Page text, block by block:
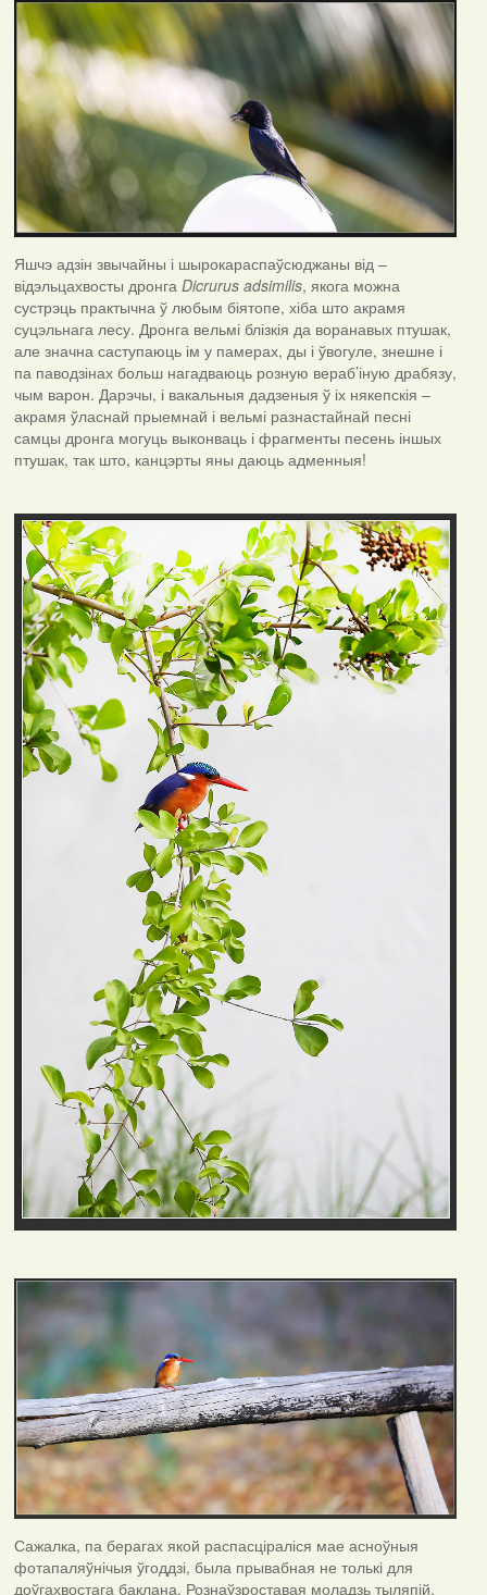
Яшчэ адзін звычайны і шырокараспаўсюджаны від –
відэльцахвосты дронга Dicrurus adsimilis, якога можна
сустрэць практычна ў любым біятопе, хіба што акрамя
суцэльнага лесу. Дронга вельмі блізкія да воранавых птушак,
але значна саступаюць ім у памерах, ды і ўвогуле, знешне і
па паводзінах больш нагадваюць розную вераб’іную драбязу,
чым варон. Дарэчы, і вакальныя дадзеныя ў іх някепскія –
акрамя ўласнай прыемнай і вельмі разнастайнай песні
самцы дронга могуць выконваць і фрагменты песень іншых
птушак, так што, канцэрты яны даюць адменныя!
Сажалка, па берагах якой распасціраліся мае асноўныя
фотапаляўнічыя ўгоддзі, была прывабная не толькі для
доўгахвостага баклана. Рознаўзроставая моладзь тыляпій,